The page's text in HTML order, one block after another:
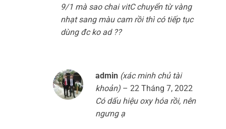
9/1 mà sao chai vitC chuyển từ vàng
nhạt sang màu cam rồi thì có tiếp tục
dùng đc ko ad ??
admin (xác minh chủ tài
khoản) – 22 Tháng 7, 2022
Có dấu hiệu oxy hóa rồi, nên
ngưng ạ